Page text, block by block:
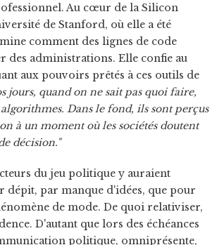
Au cœur de la Silicon
de Stanford, où elle a été
comment des lignes de code
des administrations. Elle confie au
aux pouvoirs prêtés à ces outils de
jours, quand on ne sait pas quoi faire,
Dans le fond, ils sont perçus
à un moment où les sociétés doutent
décision."
du jeu politique y auraient
dépit, par manque d'idées, que pour
de mode. De quoi relativiser,
D'autant que lors des échéances
politique, omniprésente,